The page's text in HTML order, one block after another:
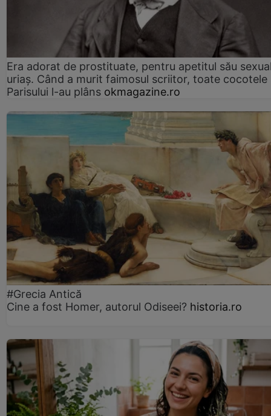
Era adorat de prostituate, pentru apetitul său
uriaș. Când a murit faimosul scriitor, toate cocotele
Parisului l-au plâns okmagazine.ro
#Grecia Antică
Cine a fost Homer, autorul Odiseei? historia.ro